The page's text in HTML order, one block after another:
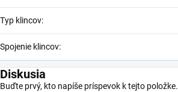
Typ klincov:
Spojenie klincov:
Diskusia
Buďte prvý, kto napíše príspevok k tejto položke.